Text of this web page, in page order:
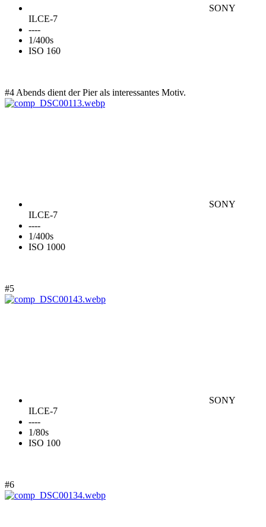
SONY
ILCE-7
----
1/400s
ISO 160
#4 Abends dient der Pier als interessantes Motiv.
SONY
ILCE-7
----
1/400s
ISO 1000
#5
SONY
ILCE-7
----
1/80s
ISO 100
#6